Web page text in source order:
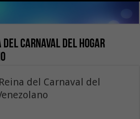
del Carnaval del Hogar
del Carnaval del